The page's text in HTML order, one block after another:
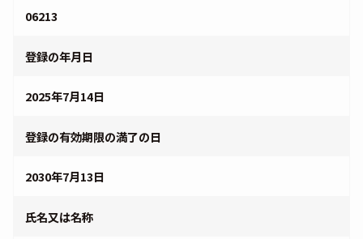
06213
登録の年月日
2025年7月14日
登録の有効期限の満了の日
2030年7月13日
氏名又は名称